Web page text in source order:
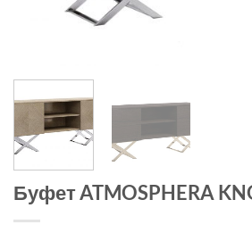
Буфет ATMOSPHERA